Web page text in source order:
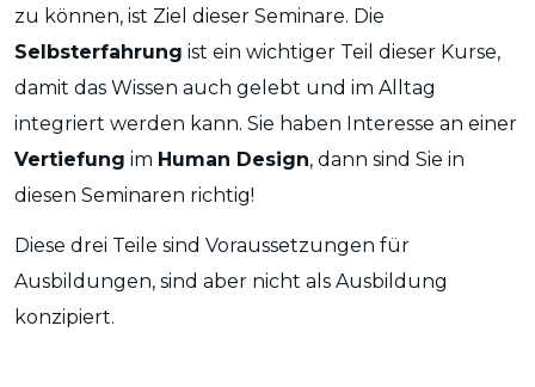
zu können, ist Ziel dieser Seminare. Die
Selbsterfahrung ist ein wichtiger Teil dieser Kurse,
damit das Wissen auch gelebt und im Alltag
integriert werden kann. Sie haben Interesse an einer
Vertiefung im Human Design, dann sind Sie in
diesen Seminaren richtig!
Diese drei Teile sind Voraussetzungen für
Ausbildungen, sind aber nicht als Ausbildung
konzipiert.